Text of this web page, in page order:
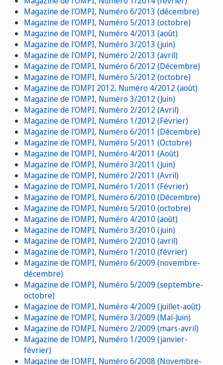
Magazine de l'OMPI, Numéro 6/2013 (décembre)
Magazine de l'OMPI, Numéro 5/2013 (octobre)
Magazine de l'OMPI, Numéro 4/2013 (août)
Magazine de l'OMPI, Numéro 3/2013 (juin)
Magazine de l'OMPI, Numéro 2/2013 (avril)
Magazine de l'OMPI, Numéro 6/2012 (Décembre)
Magazine de l'OMPI, Numéro 5/2012 (octobre)
Magazine de l'OMPI 2012, Numéro 4/2012 (août)
Magazine de l'OMPI, Numéro 3/2012 (Juin)
Magazine de l'OMPI, Numéro 2/2012 (Avril)
Magazine de l'OMPI, Numéro 1/2012 (Février)
Magazine de l'OMPI, Numéro 6/2011 (Décembre)
Magazine de l'OMPI, Numéro 5/2011 (Octobre)
Magazine de l'OMPI, Numéro 4/2011 (Août)
Magazine de l'OMPI, Numéro 3/2011 (Juin)
Magazine de l'OMPI, Numéro 2/2011 (Avril)
Magazine de l'OMPI, Numéro 1/2011 (Février)
Magazine de l'OMPI, Numéro 6/2010 (Décembre)
Magazine de l'OMPI, Numéro 5/2010 (octobre)
Magazine de l'OMPI, Numéro 4/2010 (août)
Magazine de l'OMPI, Numéro 3/2010 (juin)
Magazine de l'OMPI, Numéro 2/2010 (avril)
Magazine de l'OMPI, Numéro 1/2010 (février)
Magazine de l'OMPI, Numéro 6/2009 (novembre-
décembre)
Magazine de l'OMPI, Numéro 5/2009 (septembre-
octobre)
Magazine de l'OMPI, Numéro 4/2009 (juillet-août)
Magazine de l'OMPI, Numéro 3/2009 (Mai-Juin)
Magazine de l'OMPI, Numéro 2/2009 (mars-avril)
Magazine de l'OMPI, Numéro 1/2009 (janvier-
février)
Magazine de l'OMPI, Numéro 6/2008 (Novembre-